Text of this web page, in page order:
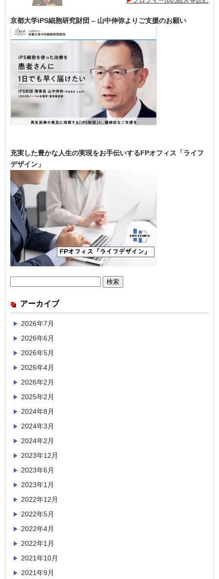
京都大学iPS細胞研究財団 – 山中伸弥よりご支援のお願い
充実した豊かな人生の実現をお手伝いするFPオフィス「ライフ
デザイン」
アーカイブ
2026年7月
2026年6月
2026年5月
2026年4月
2026年2月
2025年2月
2024年8月
2024年3月
2024年2月
2023年12月
2023年6月
2023年1月
2022年12月
2022年5月
2022年4月
2022年1月
2021年10月
2021年9月